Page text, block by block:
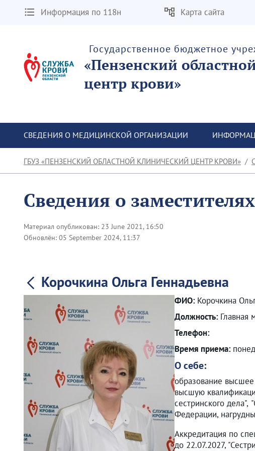
Информация по 118н Карта сайта
Государственное бюджетное
«Пензенский
центр крови»
СВЕДЕНИЯ О МЕДИЦИНСКОЙ ОРГАНИЗАЦИИ
ГБУЗ «ПЕНЗЕНСКИЙ ОБЛАСТНОЙ КЛИНИЧЕСКИЙ ЦЕНТР КРОВИ»
Сведения о
Материал опубликован: 23 June 2021, 16:50
Обновлён: 05 September 2024, 11:37
Корочкина Ольга Геннадьевна
ФИО: Корочкина
Должность: Главная
Телефон:
Время приема:
О себе:
образование
высшую
сестринского дела",
Федерации,
Аккредитация по
до 22.07.2027,